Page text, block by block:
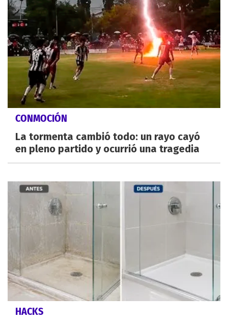
CONMOCIÓN
La tormenta cambió todo: un rayo cayó
en pleno partido y ocurrió una tragedia
HACKS